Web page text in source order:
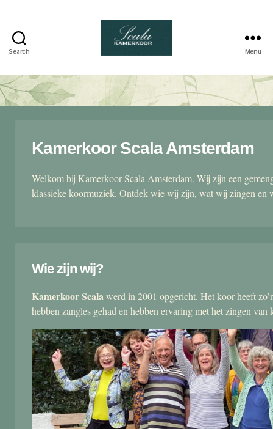
Search
kamerkoor
Menu
Kamerkoor Scala Amsterdam
Welkom bij Kamerkoor Scala Amsterdam. Wij zijn een
klassieke koormuziek. Ontdek wie wij zijn, wat wij zingen en
Wie zijn wij?
Kamerkoor Scalawerd in 2001 opgericht. Het koor heeft
hebben zangles gehad en hebben ervaring met het zingen van